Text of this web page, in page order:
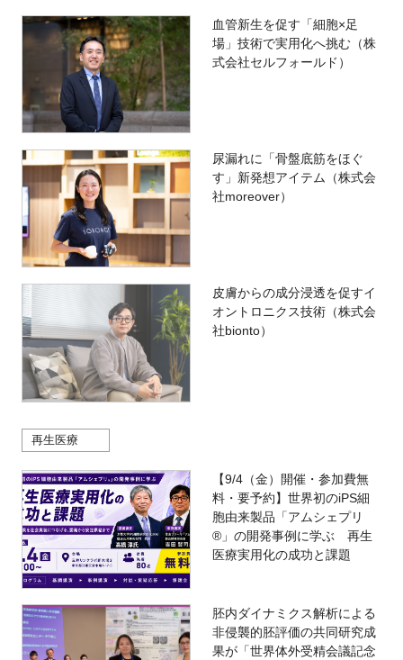
血管新生を促す「細胞×足
場」技術で実用化へ挑む（株
式会社セルフォールド）
尿漏れに「骨盤底筋をほぐ
す」新発想アイテム（株式会
社moreover）
皮膚からの成分浸透を促すイ
オントロニクス技術（株式会
社bionto）
再生医療
【9/4（金）開催・参加費無
料・要予約】世界初のiPS細
胞由来製品「アムシェプリ
®」の開発事例に学ぶ 再生
医療実用化の成功と課題
胚内ダイナミクス解析による
非侵襲的胚評価の共同研究成
果が「世界体外受精会議記念